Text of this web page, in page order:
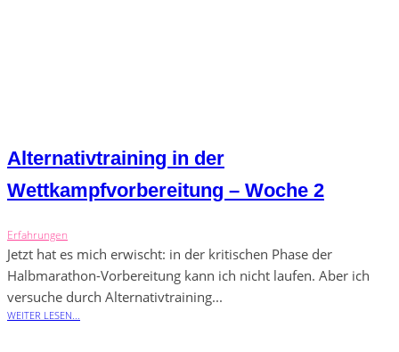
Alternativtraining in der
Wettkampfvorbereitung – Woche 2
Erfahrungen
Jetzt hat es mich erwischt: in der kritischen Phase der
Halbmarathon-Vorbereitung kann ich nicht laufen. Aber ich
versuche durch Alternativtraining...
WEITER LESEN...